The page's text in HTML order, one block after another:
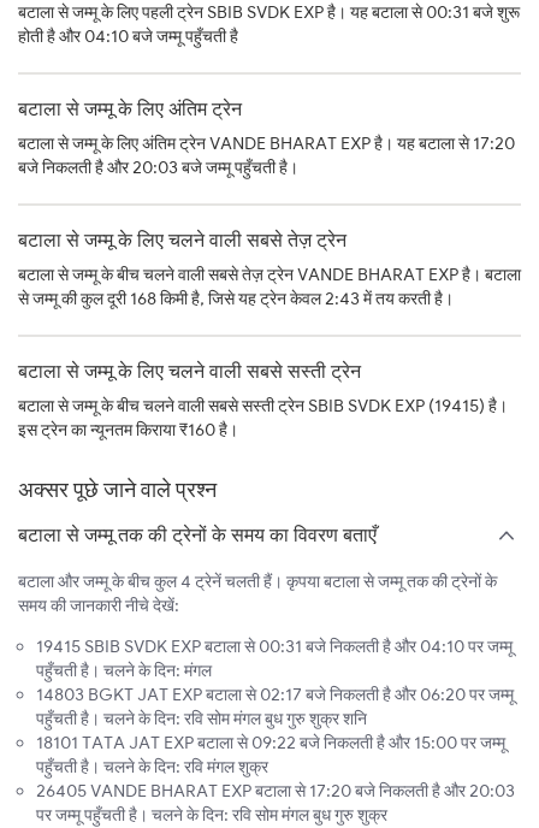
बटाला से जम्मू के लिए पहली ट्रेन SBIB SVDK EXP है। यह बटाला से 00:31 बजे शुरू
होती है और 04:10 बजे जम्मू पहुँचती है
बटाला से जम्मू के लिए अंतिम ट्रेन
बटाला से जम्मू के लिए अंतिम ट्रेन VANDE BHARAT EXP है। यह बटाला से 17:20
बजे निकलती है और 20:03 बजे जम्मू पहुँचती है।
बटाला से जम्मू के लिए चलने वाली सबसे तेज़ ट्रेन
बटाला से जम्मू के बीच चलने वाली सबसे तेज़ ट्रेन VANDE BHARAT EXP है। बटाला
से जम्मू की कुल दूरी 168 किमी है, जिसे यह ट्रेन केवल 2:43 में तय करती है।
बटाला से जम्मू के लिए चलने वाली सबसे सस्ती ट्रेन
बटाला से जम्मू के बीच चलने वाली सबसे सस्ती ट्रेन SBIB SVDK EXP (19415) है।
इस ट्रेन का न्यूनतम किराया ₹160 है।
अक्सर पूछे जाने वाले प्रश्न
बटाला से जम्मू तक की ट्रेनों के समय का विवरण बताएँ
बटाला और जम्मू के बीच कुल 4 ट्रेनें चलती हैं। कृपया बटाला से जम्मू तक की ट्रेनों के
समय की जानकारी नीचे देखें:
19415 SBIB SVDK EXP बटाला से 00:31 बजे निकलती है और 04:10 पर जम्मू
पहुँचती है। चलने के दिन: मंगल
14803 BGKT JAT EXP बटाला से 02:17 बजे निकलती है और 06:20 पर जम्मू
पहुँचती है। चलने के दिन: रवि सोम मंगल बुध गुरु शुक्र शनि
18101 TATA JAT EXP बटाला से 09:22 बजे निकलती है और 15:00 पर जम्मू
पहुँचती है। चलने के दिन: रवि मंगल शुक्र
26405 VANDE BHARAT EXP बटाला से 17:20 बजे निकलती है और 20:03
पर जम्मू पहुँचती है। चलने के दिन: रवि सोम मंगल बुध गुरु शुक्र